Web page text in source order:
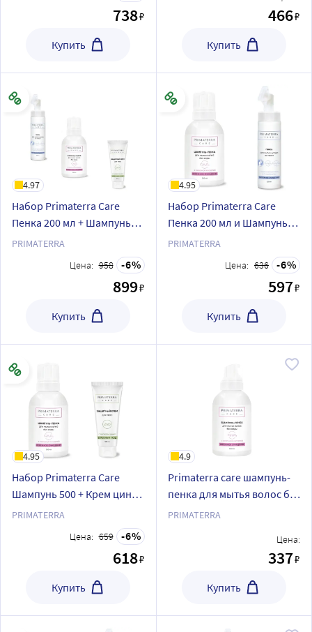
738₽
Купить
466₽
Купить
4.97
Набор Primaterra Care
Пенка 200 мл + Шампунь
500 мл + Крем цинк 100 мл
PRIMATERRA
Цена: 958 6
899₽
Купить
4.95
Набор Primaterra Care
Пенка 200 мл и Шампунь
500 мл
PRIMATERRA
Цена: 636 6
597₽
Купить
4.95
Набор Primaterra Care
Шампунь 500 + Крем цинк
100 мл
PRIMATERRA
Цена: 659 6
618₽
Купить
4.9
Primaterra care шампунь-
пенка для мытья волос без
воды 500 мл
PRIMATERRA
Цена:
337₽
Купить